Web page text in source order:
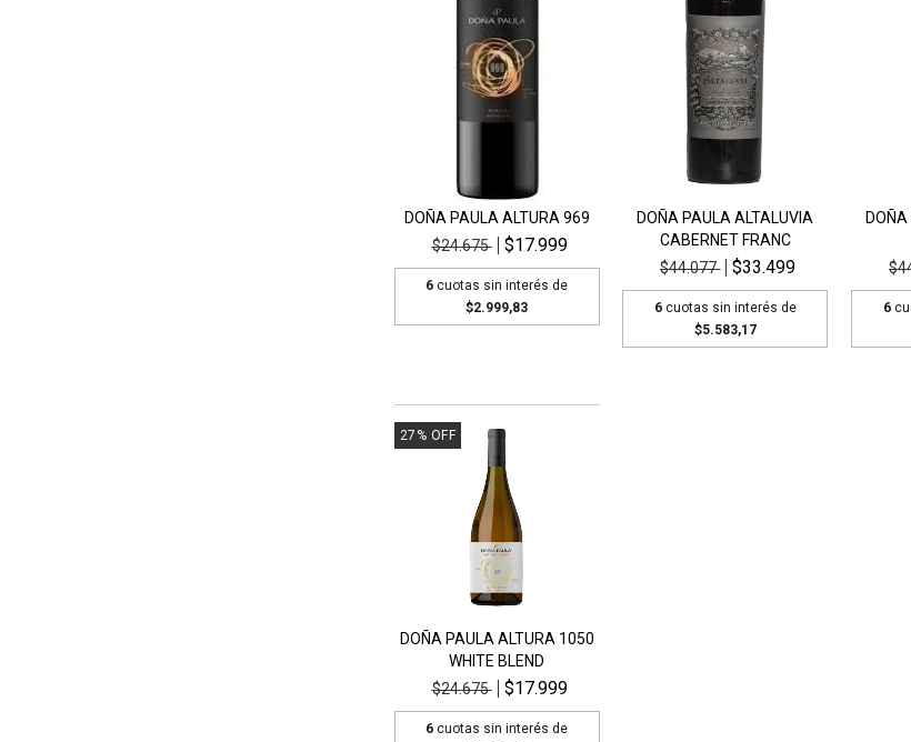
DOÑA PAULA ALTURA 969
$24.675
$17.999
6 cuotas sin interés de
$2.999,83
DOÑA PAULA ALTALUVIA
CABERNET FRANC
$44.077
$33.499
6 cuotas sin interés de
$5.583,17
6
27 % OFF
DOÑA PAULA ALTURA 1050
WHITE BLEND
$24.675
$17.999
6 cuotas sin interés de